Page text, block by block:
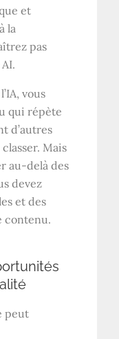
et
la
pas
vous
qui répète
d’autres
Mais
au-delà des
devez
et des
contenu.
peut